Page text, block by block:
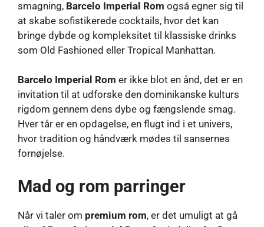
smagning, Barcelo Imperial Rom også egner sig til
at skabe sofistikerede cocktails, hvor det kan
bringe dybde og kompleksitet til klassiske drinks
som Old Fashioned eller Tropical Manhattan.
Barcelo Imperial Rom er ikke blot en ånd, det er en
invitation til at udforske den dominikanske kulturs
rigdom gennem dens dybe og fængslende smag.
Hver tår er en opdagelse, en flugt ind i et univers,
hvor tradition og håndværk mødes til sansernes
fornøjelse.
Mad og rom parringer
Når vi taler om premium rom, er det umuligt at gå